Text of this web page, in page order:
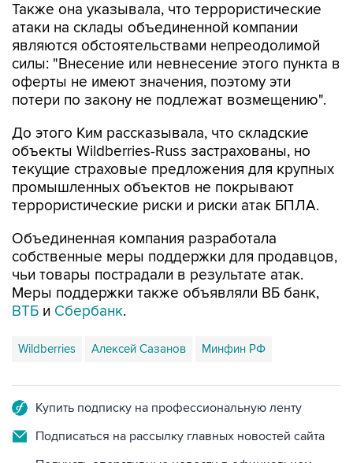
Также она указывала, что террористические
атаки на склады объединенной компании
являются обстоятельствами непреодолимой
силы: "Внесение или невнесение этого пункта в
оферты не имеют значения, поэтому эти
потери по закону не подлежат возмещению".
До этого Ким рассказывала, что складские
объекты Wildberries-Russ застрахованы, но
текущие страховые предложения для крупных
промышленных объектов не покрывают
террористические риски и риски атак БПЛА.
Объединенная компания разработала
собственные меры поддержки для продавцов,
чьи товары пострадали в результате атак.
Меры поддержки также объявляли ВБ банк,
ВТБ и Сбербанк.
Wildberries Алексей Сазанов Минфин РФ
Купить подписку на профессиональную ленту
Подписаться на рассылку главных новостей сайта